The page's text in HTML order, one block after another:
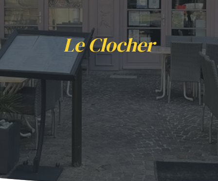
Le Clocher